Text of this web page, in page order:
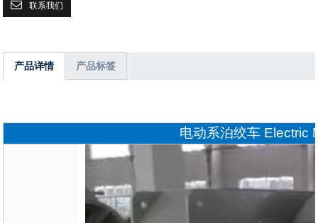
联系我们
产品详情 产品标签
电动系泊绞车 Electric